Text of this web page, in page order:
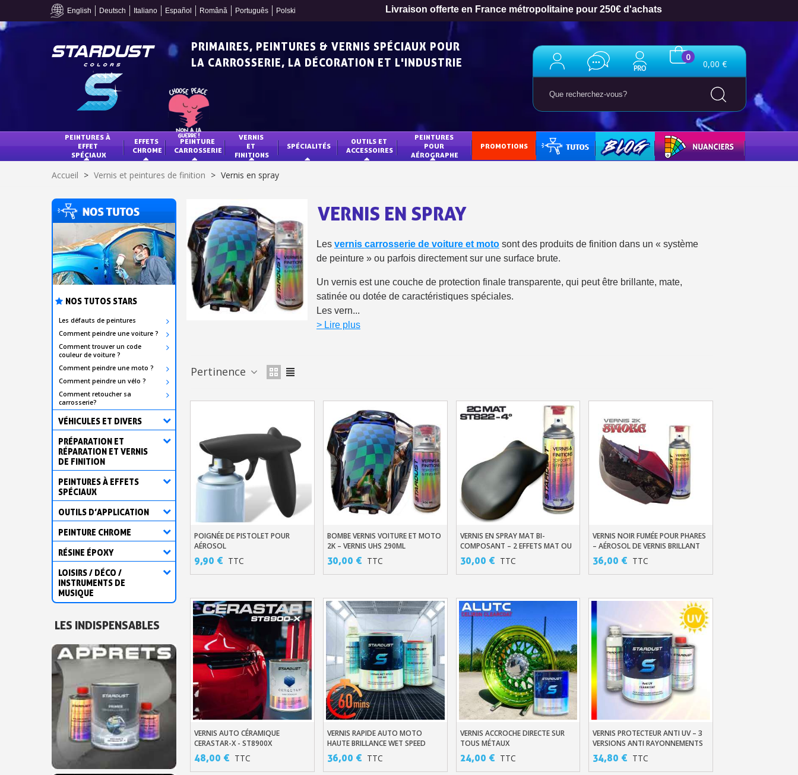
English Deutsch Italiano Español Română Português Polski Livraison offerte en France métropolitaine pour 250€ d'achats
Inscription à la newsletter : 5€ de réduction
Livraison sous 24 h en France Métropolitaine
Livraison offerte en France métropolitaine pour 250€ d'achats
Paiement en 4x sans frais dès 30€ d'achats
Réduction de 5€ sur la première commande
10€ de bon d'achat pour chaque parrainage
Inscription à la newsletter : 5€ de réduction
Livraison sous 24 h en France Métropolitaine
Livraison offerte en France métropolitaine pour 250€ d'achats
Paiement en 4x sans frais dès 30€ d'achats
Votre devis en ligne en moins d'1 minute
Partagez vos créations et obtenez des bons d'achat
Livraison sous 24 h en France Métropolitaine
Retour produits sous 14 jours
Réduction de 5€ sur la première commande
10€ de bon d'achat pour chaque parrainage
Inscription à la newsletter : 5€ de réduction
PRIMAIRES, PEINTURES & VERNIS SPÉCIAUX POUR
LA CARROSSERIE, LA DÉCORATION ET L'INDUSTRIE
0
0,00 €
PEINTURES À
EFFET
SPÉCIAUX
EFFETS
CHROME
PEINTURE
CARROSSERIE
VERNIS
ET
FINITIONS
SPÉCIALITÉS
OUTILS ET
ACCESSOIRES
PEINTURES
POUR
AÉROGRAPHE
PROMOTIONS TUTO BLOG NUANCIERS
Accueil > Vernis et peintures de finition > Vernis en spray
NOS TUTOS STARS
Les défauts de peintures
Comment peindre une voiture ?
Comment trouver un code
couleur de voiture ?
Comment peindre une moto ?
Comment peindre un vélo ?
Comment retoucher sa
carrosserie?
VÉHICULES ET DIVERS
PRÉPARATION ET
RÉPARATION ET VERNIS
DE FINITION
PEINTURES À EFFETS
SPÉCIAUX
OUTILS D’APPLICATION
PEINTURE CHROME
RÉSINE ÉPOXY
LOISIRS / DÉCO /
INSTRUMENTS DE
MUSIQUE
LES INDISPENSABLES
VERNIS EN SPRAY
Les vernis carrosserie de voiture et moto sont des produits de finition dans un « système
de peinture » ou parfois directement sur une surface brute.
Un vernis est une couche de protection finale transparente, qui peut être brillante, mate,
satinée ou dotée de caractéristiques spéciales.
Les vern...
> Lire plus
Pertinence
Ajouter Au Panier
POIGNÉE DE PISTOLET POUR
AÉROSOL
9,90 € TTC
Ajouter Au Panier
BOMBE VERNIS VOITURE ET MOTO
2K – VERNIS UHS 290ML
30,00 € TTC
Ajouter Au Panier
VERNIS EN SPRAY MAT BI-
COMPOSANT – 2 EFFETS MAT OU
SATIN
30,00 € TTC
Ajouter Au Panier
VERNIS NOIR FUMÉE POUR PHARES
– AÉROSOL DE VERNIS BRILLANT
2C AUTOMOBILE
36,00 € TTC
Ajouter Au Panier
VERNIS AUTO CÉRAMIQUE
CERASTAR-X - ST8900X
48,00 € TTC
Ajouter Au Panier
VERNIS RAPIDE AUTO MOTO
HAUTE BRILLANCE WET SPEED
36,00 € TTC
Ajouter Au Panier
VERNIS ACCROCHE DIRECTE SUR
TOUS MÉTAUX
24,00 € TTC
Ajouter Au Panier
VERNIS PROTECTEUR ANTI UV – 3
VERSIONS ANTI RAYONNEMENTS
SOLAIRES
34,80 € TTC